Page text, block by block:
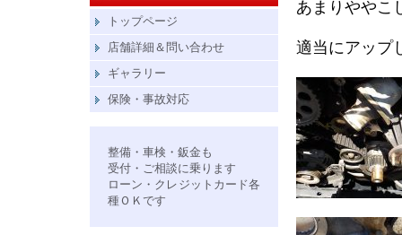
あまりややこ
適当にアップ
トップページ
店舗詳細＆問い合わせ
ギャラリー
保険・事故対応
整備・車検・鈑金も
受付・ご相談に乗ります
ローン・クレジットカード各
種ＯＫです